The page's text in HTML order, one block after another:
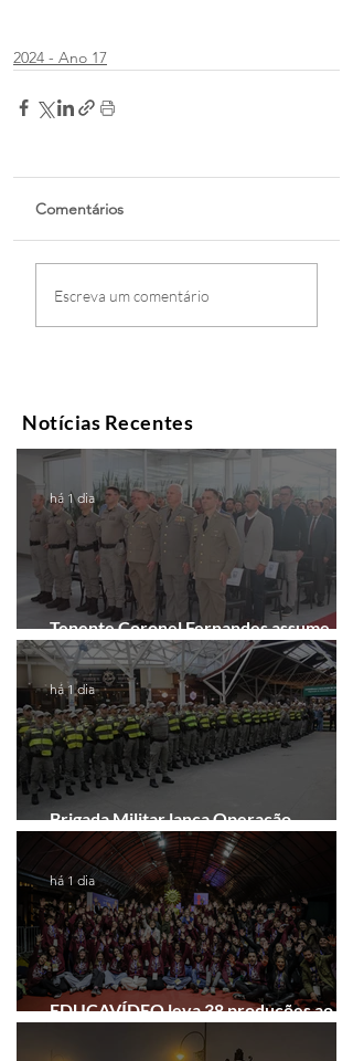
2024 - Ano 17
Comentários
Escreva um comentário
Notícias Recentes
Tenente Coronel Fernandes assume
comando do 41º BPM em Gramado
há 1 dia
Brigada Militar lança Operação
Convergência na Região das Hortênsias
há 1 dia
EDUCAVÍDEO leva 38 produções ao
Festival de Cinema de Gramado
há 1 dia